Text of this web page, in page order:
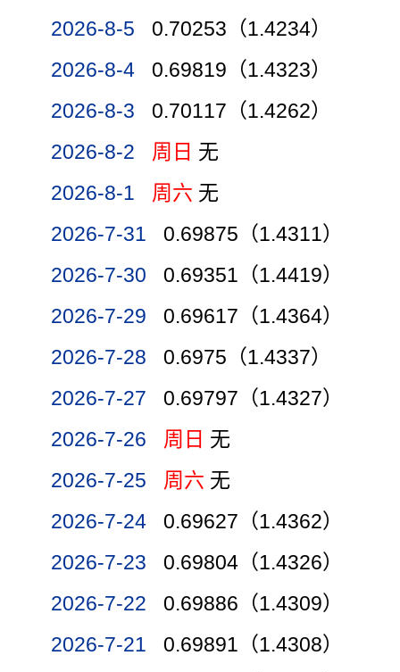
2026-8-5
0.70253（1.4234）
2026-8-4
0.69819（1.4323）
2026-8-3
0.70117（1.4262）
2026-8-2
周日 无
2026-8-1
周六 无
2026-7-31
0.69875（1.4311）
2026-7-30
0.69351（1.4419）
2026-7-29
0.69617（1.4364）
2026-7-28
0.6975（1.4337）
2026-7-27
0.69797（1.4327）
2026-7-26
周日 无
2026-7-25
周六 无
2026-7-24
0.69627（1.4362）
2026-7-23
0.69804（1.4326）
2026-7-22
0.69886（1.4309）
2026-7-21
0.69891（1.4308）